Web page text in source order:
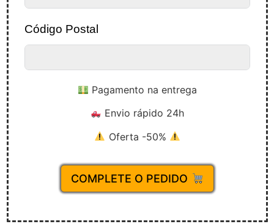
Código Postal
Pagamento na entrega
Envio rápido 24h
Oferta -50%
COMPLETE O PEDIDO